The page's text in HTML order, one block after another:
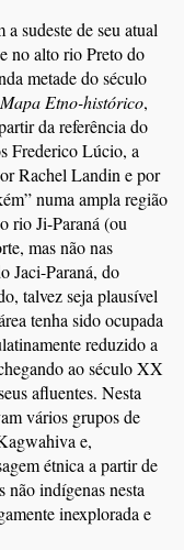
sudeste de seu atual
no alto rio Preto do
metade do século
Mapa Etno-histórico,
da referência do
Frederico Lúcio, a
Rachel Landin e por
numa ampla região
rio Ji-Paraná (ou
mas não nas
Jaci-Paraná, do
talvez seja plausível
tenha sido ocupada
reduzido a
ao século XX
afluentes. Nesta
vários grupos de
e,
étnica a partir de
não indígenas nesta
inexplorada e